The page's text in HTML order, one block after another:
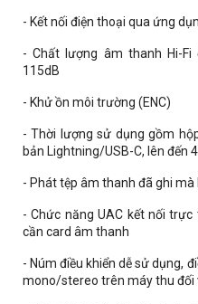
- Kết nối điện thoại qua ứng
- Chất lượng âm thanh Hi-
115dB
- Khử ồn môi trường (ENC)
- Thời lượng sử dụng gồm
bản Lightning/USB-C, lên đến
- Phát tệp âm thanh đã ghi
- Chức năng UAC kết nối
cần card âm thanh
- Núm điều khiển dễ sử dụng,
mono/stereo trên máy thu đối